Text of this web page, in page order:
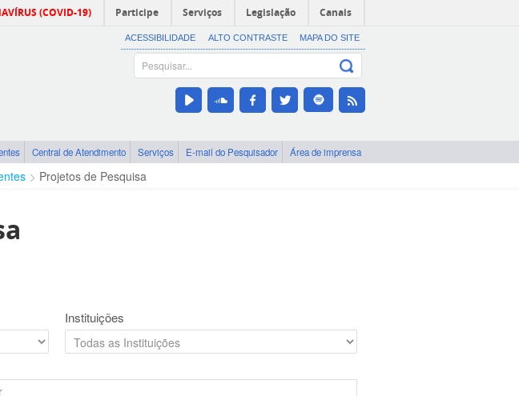
(COVID-19) Participe Serviços Legislação Canais
ACESSIBILIDADE ALTO CONTRASTE MAPA DO SITE
Central de Atendimento Serviços E-mail do Pesquisador Área de imprensa
Projetos de Pesquisa
Instituições